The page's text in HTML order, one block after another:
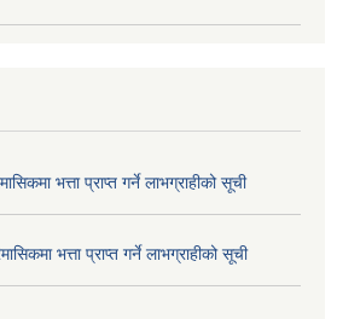
भत्ता प्राप्‍त गर्ने लाभग्राहीको सूची
भत्ता प्राप्‍त गर्ने लाभग्राहीको सूची